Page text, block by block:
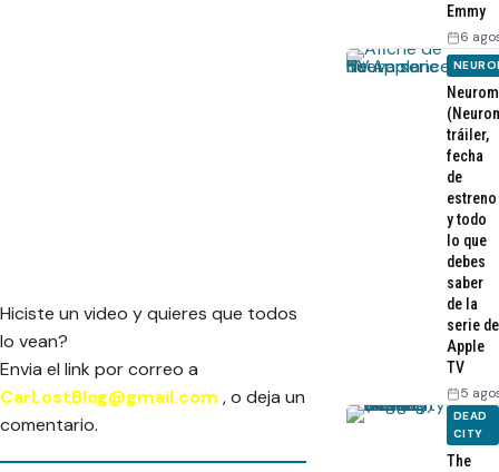
Hiciste un video y quieres que todos
lo vean?
Envia el link por correo a
CarLostBlog@gmail.com , o deja un
comentario.
Emmy
6
tráiler,
fecha
de
estreno
y todo
lo que
debes
saber
de la
serie de
Apple
TV
5
DEAD
CITY
The